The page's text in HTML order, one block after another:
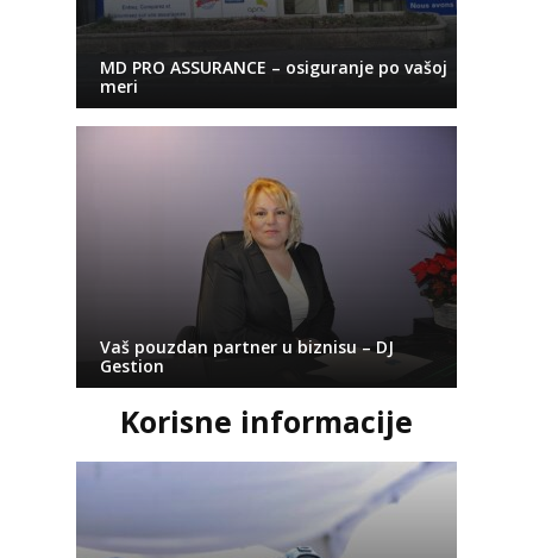
MD PRO ASSURANCE – osiguranje po vašoj
meri
Vaš pouzdan partner u biznisu – DJ
Gestion
Korisne informacije